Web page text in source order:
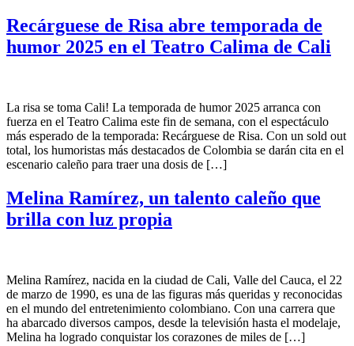
Recárguese de Risa abre temporada de
humor 2025 en el Teatro Calima de Cali
La risa se toma Cali! La temporada de humor 2025 arranca con
fuerza en el Teatro Calima este fin de semana, con el espectáculo
más esperado de la temporada: Recárguese de Risa. Con un sold out
total, los humoristas más destacados de Colombia se darán cita en el
escenario caleño para traer una dosis de […]
Melina Ramírez, un talento caleño que
brilla con luz propia
Melina Ramírez, nacida en la ciudad de Cali, Valle del Cauca, el 22
de marzo de 1990, es una de las figuras más queridas y reconocidas
en el mundo del entretenimiento colombiano. Con una carrera que
ha abarcado diversos campos, desde la televisión hasta el modelaje,
Melina ha logrado conquistar los corazones de miles de […]